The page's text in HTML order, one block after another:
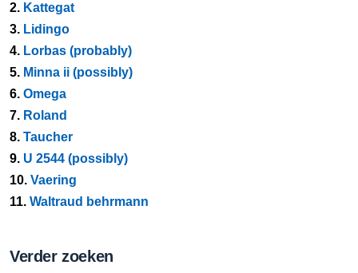
2. Kattegat
3. Lidingo
4. Lorbas (probably)
5. Minna ii (possibly)
6. Omega
7. Roland
8. Taucher
9. U 2544 (possibly)
10. Vaering
11. Waltraud behrmann
Verder zoeken